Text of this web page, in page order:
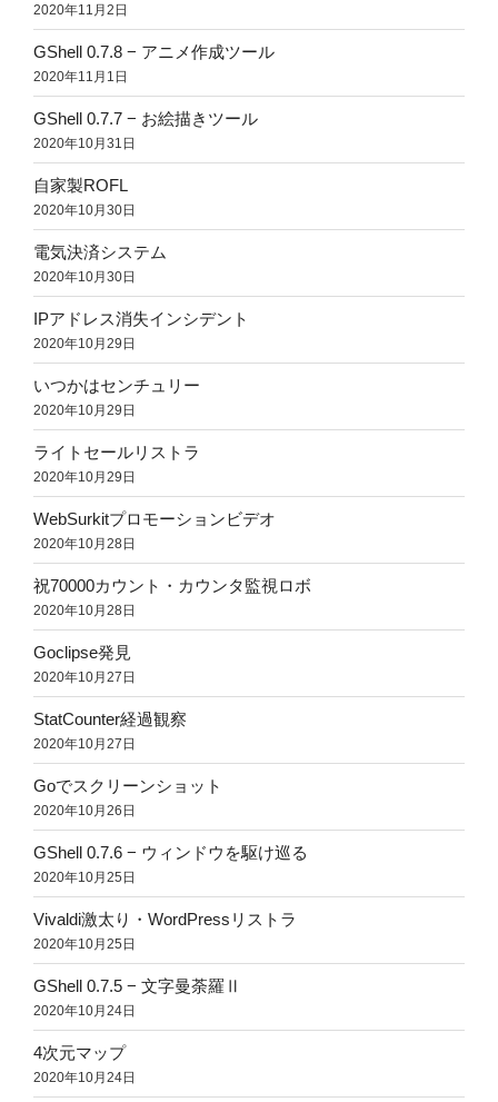
2020年11月2日
GShell 0.7.8 − アニメ作成ツール
2020年11月1日
GShell 0.7.7 − お絵描きツール
2020年10月31日
自家製ROFL
2020年10月30日
電気決済システム
2020年10月30日
IPアドレス消失インシデント
2020年10月29日
いつかはセンチュリー
2020年10月29日
ライトセールリストラ
2020年10月29日
WebSurkitプロモーションビデオ
2020年10月28日
祝70000カウント・カウンタ監視ロボ
2020年10月28日
Goclipse発見
2020年10月27日
StatCounter経過観察
2020年10月27日
Goでスクリーンショット
2020年10月26日
GShell 0.7.6 − ウィンドウを駆け巡る
2020年10月25日
Vivaldi激太り・WordPressリストラ
2020年10月25日
GShell 0.7.5 − 文字曼荼羅Ⅱ
2020年10月24日
4次元マップ
2020年10月24日